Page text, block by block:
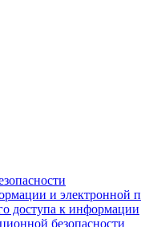
и электронной
доступа к информации
безопасности